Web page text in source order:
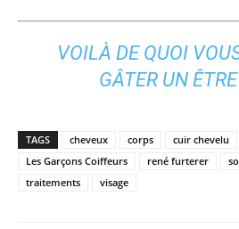
VOILÀ DE QUOI
GÂTER UN
TAGS cheveux corps cuir chevelu
Les Garçons Coiffeurs
rené furterer
traitements
visage